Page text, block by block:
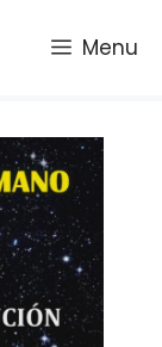
Menu